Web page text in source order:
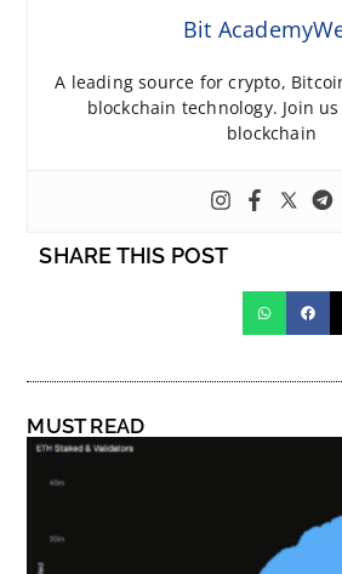
Bit
A leading source for crypto,
blockchain technology. Join
blockchain
SHARE THIS POST
MUST READ